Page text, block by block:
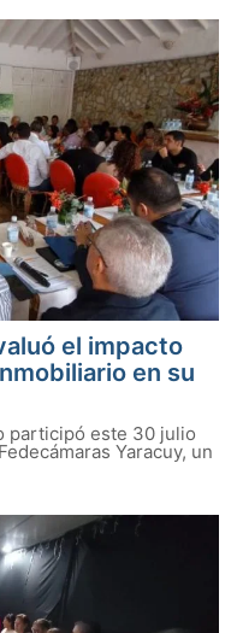
el impacto
en su
participó este 30 julio
Yaracuy, un